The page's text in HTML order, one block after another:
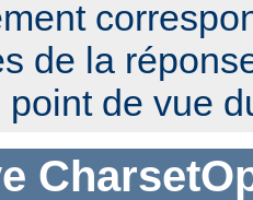
de la
de vue